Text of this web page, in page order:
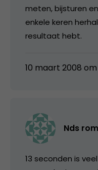
meten, bijsturen
enkele keren
resultaat hebt.
10 maart 2008 om
Nds
13 seconden is